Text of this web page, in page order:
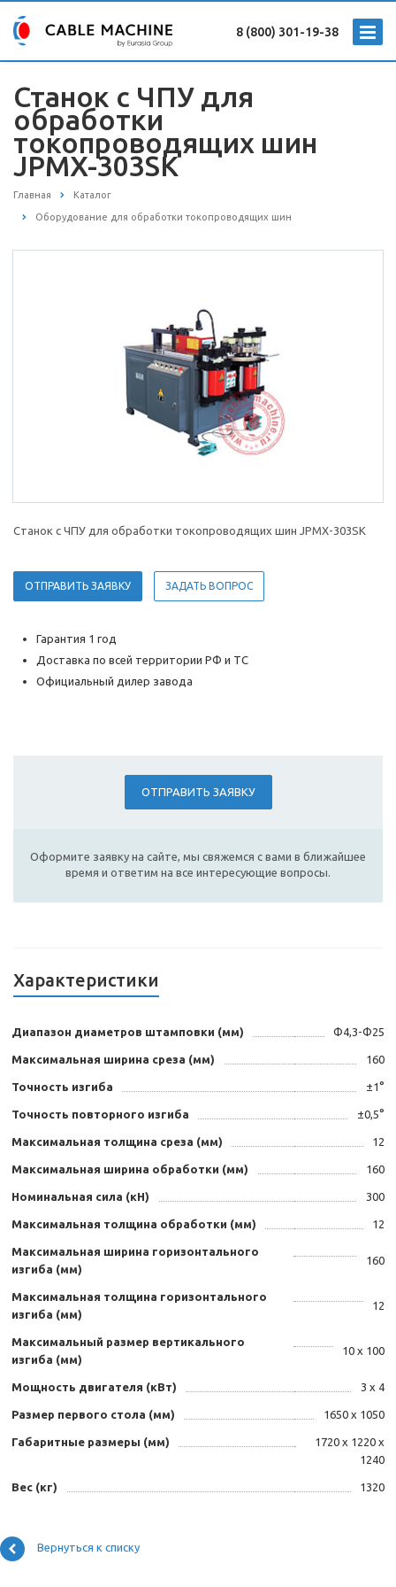
8 (800) 301-19-38
Станок с ЧПУ для
обработки
токопроводящих шин
JPMX-303SK
Главная Каталог
Оборудование для обработки токопроводящих шин
Станок с ЧПУ для обработки токопроводящих шин JPMX-303SK
ОТПРАВИТЬ ЗАЯВКУ ЗАДАТЬ ВОПРОС
Гарантия 1 год
Доставка по всей территории РФ и ТС
Официальный дилер завода
ОТПРАВИТЬ ЗАЯВКУ
Оформите заявку на сайте, мы свяжемся с вами в ближайшее
время и ответим на все интересующие вопросы.
Характеристики
Диапазон диаметров штамповки (мм) Φ4,3-Φ25
Максимальная ширина среза (мм) 160
Точность изгиба ±1°
Точность повторного изгиба ±0,5°
Максимальная толщина среза (мм) 12
Максимальная ширина обработки (мм) 160
Номинальная сила (кН) 300
Максимальная толщина обработки (мм) 12
Максимальная ширина горизонтального
изгиба (мм)
160
Максимальная толщина горизонтального
изгиба (мм)
12
Максимальный размер вертикального
изгиба (мм)
10 x 100
Мощность двигателя (кВт) 3 x 4
Размер первого стола (мм) 1650 х 1050
Габаритные размеры (мм)
1720 х 1220 х
1240
Вес (кг) 1320
Вернуться к списку